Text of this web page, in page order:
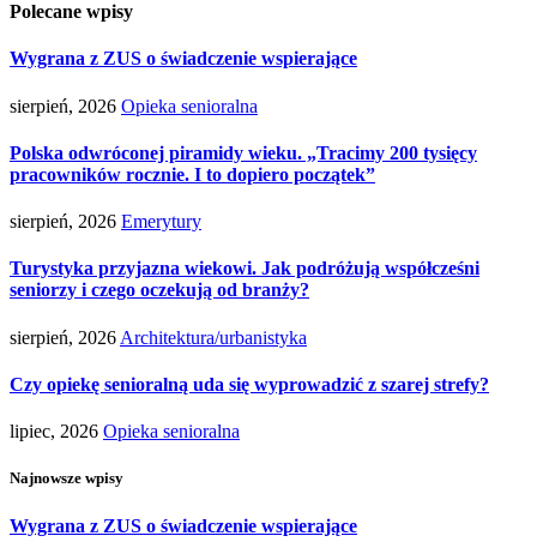
Polecane wpisy
Wygrana z ZUS o świadczenie wspierające
sierpień, 2026 Opieka senioralna
Polska odwróconej piramidy wieku. „Tracimy 200 tysięcy
pracowników rocznie. I to dopiero początek”
sierpień, 2026 Emerytury
Turystyka przyjazna wiekowi. Jak podróżują współcześni
seniorzy i czego oczekują od branży?
sierpień, 2026 Architektura/urbanistyka
Czy opiekę senioralną uda się wyprowadzić z szarej strefy?
lipiec, 2026 Opieka senioralna
Najnowsze wpisy
Wygrana z ZUS o świadczenie wspierające